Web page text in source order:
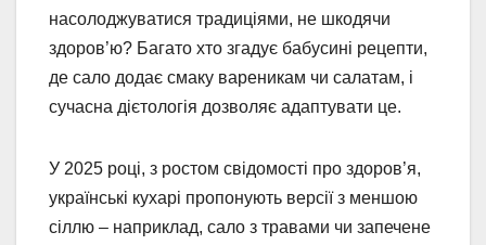
насолоджуватися традиціями, не шкодячи
здоров’ю? Багато хто згадує бабусині рецепти,
де сало додає смаку вареникам чи салатам, і
сучасна дієтологія дозволяє адаптувати це.
У 2025 році, з ростом свідомості про здоров’я,
українські кухарі пропонують версії з меншою
сіллю – наприклад, сало з травами чи запечене